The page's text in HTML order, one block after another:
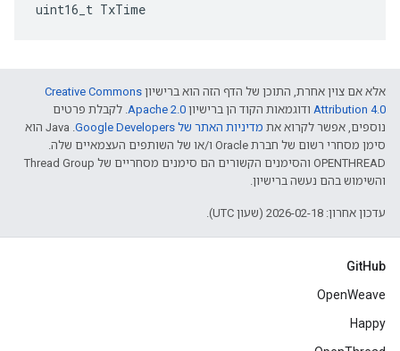
uint16_t TxTime
אלא אם צוין אחרת, התוכן של הדף הזה הוא ברישיון Creative Commons
Attribution 4.0‏ ודוגמאות הקוד הן ברישיון Apache 2.0‏. לקבלת פרטים
נוספים, אפשר לקרוא את מדיניות האתר של Google Developers‏
.‏ Java הוא
סימן מסחרי רשום של חברת Oracle ו/או של השותפים העצמאיים שלה.
‫OPENTHREAD והסימנים הקשורים הם סימנים מסחריים של Thread Group
והשימוש בהם נעשה ברישיון.
עדכון אחרון: 2026-02-18 (שעון UTC).
GitHub
OpenWeave
Happy